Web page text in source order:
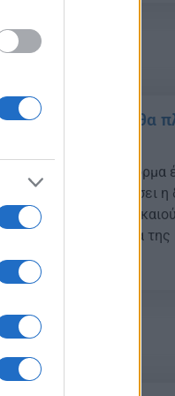
– ΟΠΕΚΑ: Πότε θα
ηλεκτρονική πλατφόρμα
να προχωρήσει η
κάνετε αίτηση Οι
τους στην πλατφόρμα
opeka.gr,με τη χρήση
στο TAXISnet. Το